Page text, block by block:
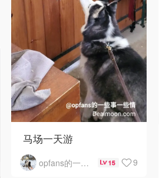
马场一天游
opfans的一些事一些情 15 9